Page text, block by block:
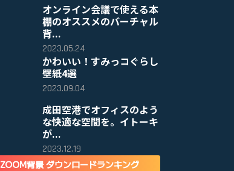
オンライン会議で使える本
棚のオススメのバーチャル
背...
2023.05.24
かわいい！すみっコぐらし
壁紙4選
2023.09.04
成田空港でオフィスのよう
な快適な空間を。イトーキ
が...
2023.12.19
ZOOM背景 ダウンロードランキング